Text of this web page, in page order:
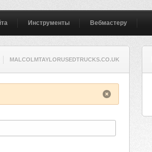
Инструменты Вебмастеру
MALCOLMTAYLORUSEDTRUCKS.CO.UK